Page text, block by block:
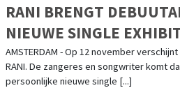
RANI BRENGT
NIEUWE SINGLE
AMSTERDAM - Op 12 november
RANI. De zangeres en songwriter komt
persoonlijke nieuwe single [...]